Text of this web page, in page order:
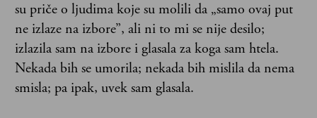
su priče o ljudima koje su molili da „samo ovaj put
ne izlaze na izbore”, ali ni to mi se nije desilo;
izlazila sam na izbore i glasala za koga sam htela.
Nekada bih se umorila; nekada bih mislila da nema
smisla; pa ipak, uvek sam glasala.